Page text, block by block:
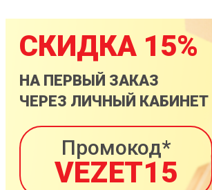
СКИДКА 15%
НА ПЕРВЫЙ ЗАКАЗ
ЧЕРЕЗ ЛИЧНЫЙ КАБИНЕТ
Промокод*
VEZET15